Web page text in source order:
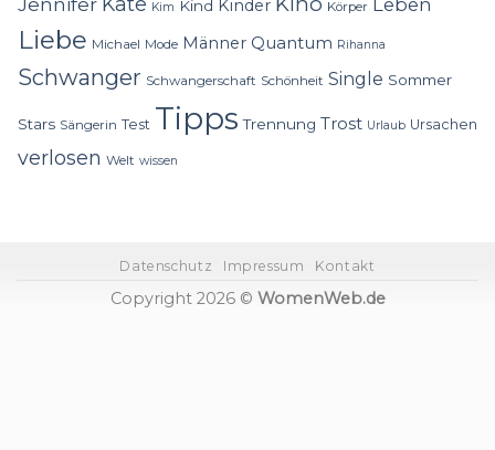
Kim Kind Kinder Körper
Liebe Michael Mode Männer Quantum Rihanna
Schwanger Schwangerschaft Schönheit Single Sommer
Stars Sängerin Test Tipps Trennung Trost Urlaub Ursachen
verlosen Welt wissen
Datenschutz Impressum Kontakt
Copyright 2026 © WomenWeb.de